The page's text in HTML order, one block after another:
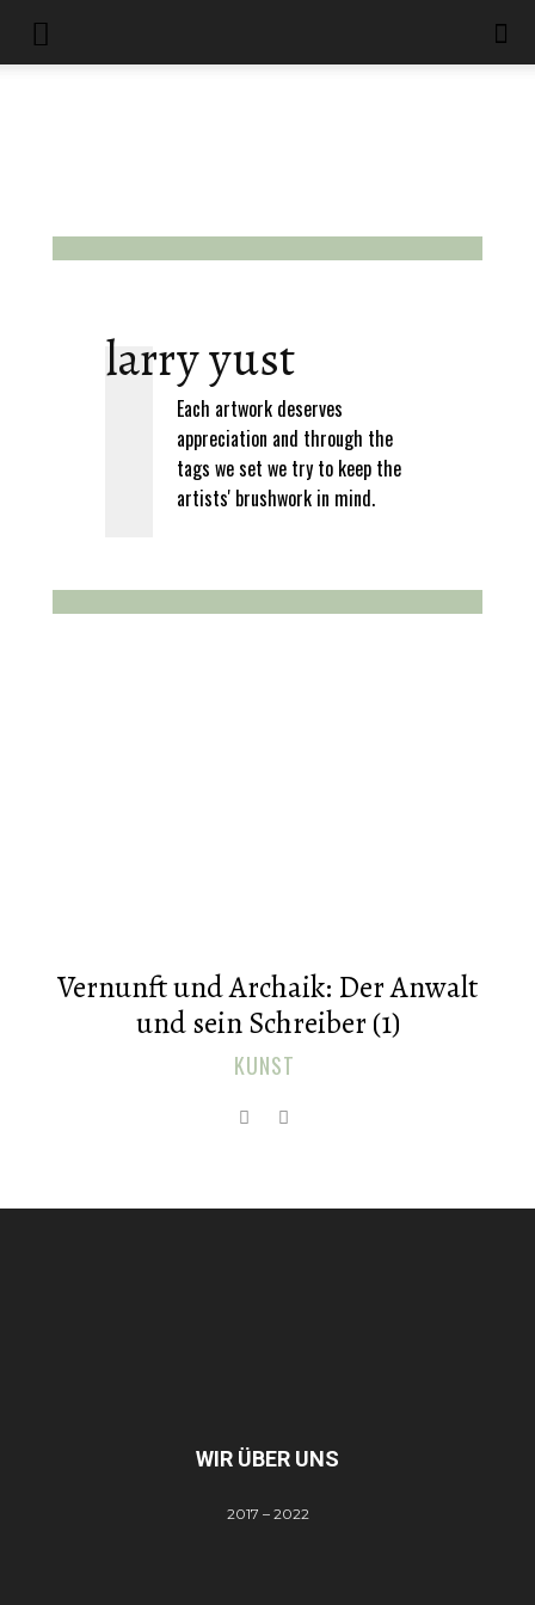
larry yust
Each artwork deserves
appreciation and through the
tags we set we try to keep the
artists' brushwork in mind.
Vernunft und Archaik: Der Anwalt
und sein Schreiber (1)
KUNST
WIR ÜBER UNS
2017 – 2022